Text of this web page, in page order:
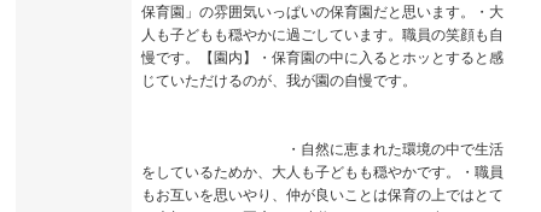
保育園」の雰囲気いっぱいの保育園だと思います。・大
人も子どもも穏やかに過ごしています。職員の笑顔も自
慢です。【園内】・保育園の中に入るとホッとすると感
じていただけるのが、我が園の自慢です。
・自然に恵まれた環境の中で生活
をしているためか、大人も子どもも穏やかです。・職員
もお互いを思いやり、仲が良いことは保育の上ではとて